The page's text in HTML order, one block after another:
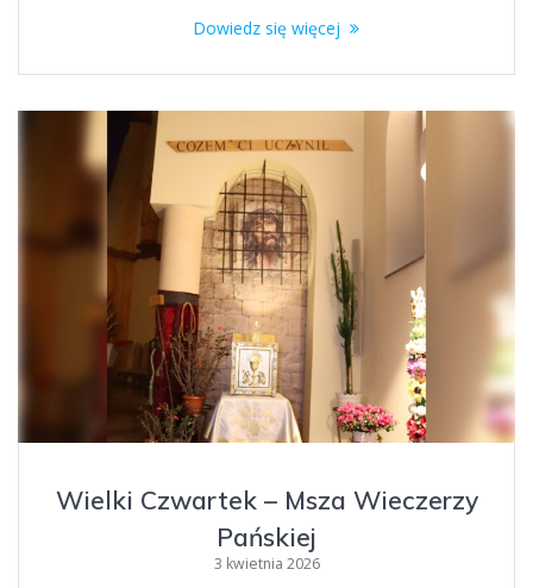
Dowiedz się więcej
Wielki Czwartek – Msza Wieczerzy
Pańskiej
3 kwietnia 2026